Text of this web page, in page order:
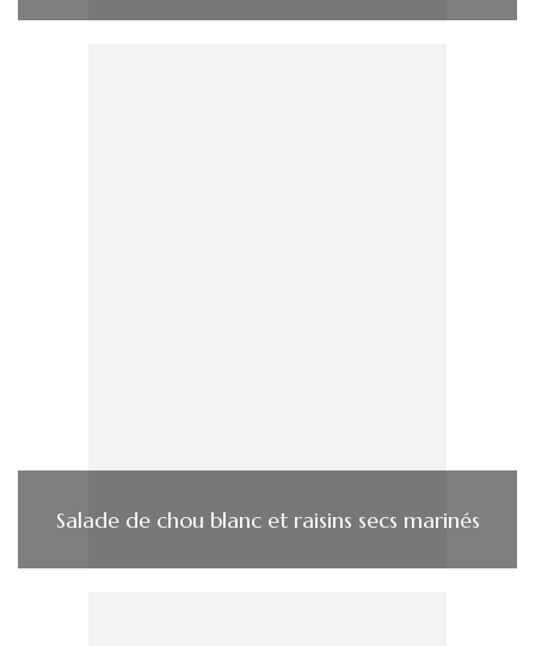
Salade de chou blanc et raisins secs marinés